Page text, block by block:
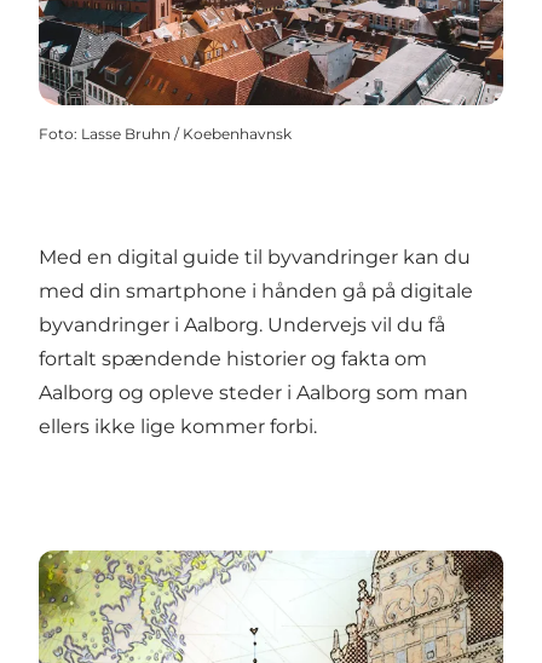
Foto: Lasse Bruhn / Koebenhavnsk
Med en digital guide til byvandringer kan du
med din smartphone i hånden gå på digitale
byvandringer i Aalborg. Undervejs vil du få
fortalt spændende historier og fakta om
Aalborg og opleve steder i Aalborg som man
ellers ikke lige kommer forbi.